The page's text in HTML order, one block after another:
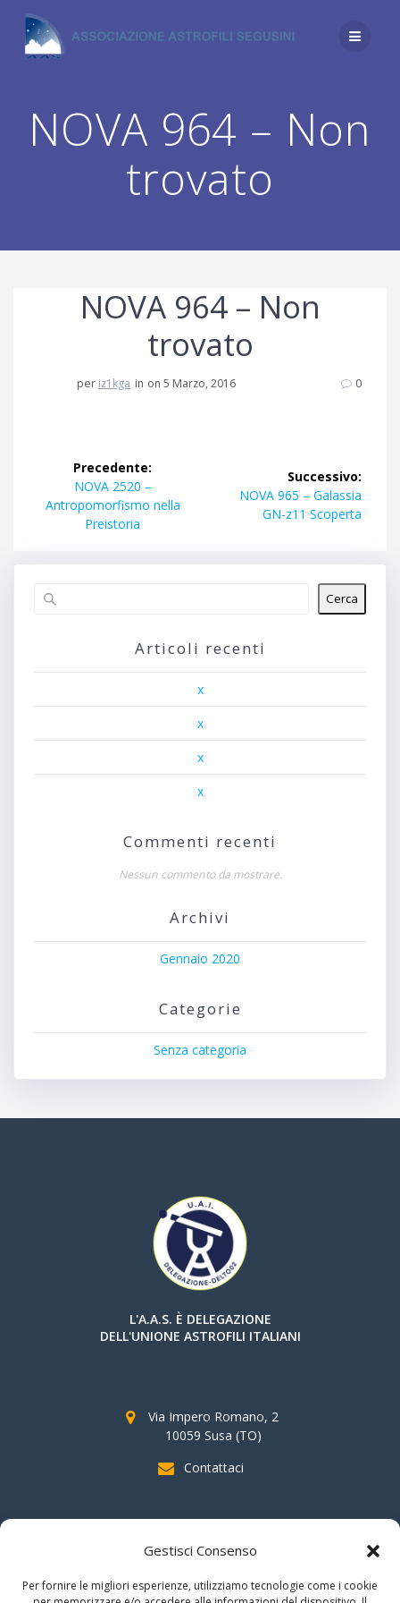
Gestisci Consenso
Per fornire le migliori esperienze, utilizziamo tecnologie come i cookie
contenuto
NOVA 964 – Non
trovato
NOVA 964 – Non
trovato
per iz1kga in on 5 Marzo, 2016 0
Navigazione
articoli
Precedente:
Articolo
precedente:
NOVA 2520 –
Antropomorfismo nella
Preistoria
Successivo:
Articolo
successivo:
NOVA 965 – Galassia
GN-z11 Scoperta
Cerca
Articoli recenti
x
x
x
x
Commenti recenti
Nessun commento da mostrare.
Archivi
Gennaio 2020
Categorie
Senza categoria
L'A.A.S. È DELEGAZIONE
DELL'UNIONE ASTROFILI ITALIANI
Via Impero Romano, 2
10059 Susa (TO)
Contattaci
SOSTIENI AAS
indicando il
C.F. 96020930010
nella dichiarazione dei redditi e
firmando per la destinazione del"cinque per mille".